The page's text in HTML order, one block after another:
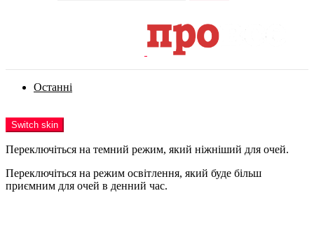
Останні
Switch skin
Переключіться на темний режим, який ніжніший для очей.
Переключіться на режим освітлення, який буде більш
приємним для очей в денний час.